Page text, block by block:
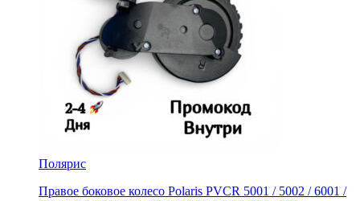
Полярис
Правое боковое колесо Polaris PVCR 5001 / 5002 / 6001 /